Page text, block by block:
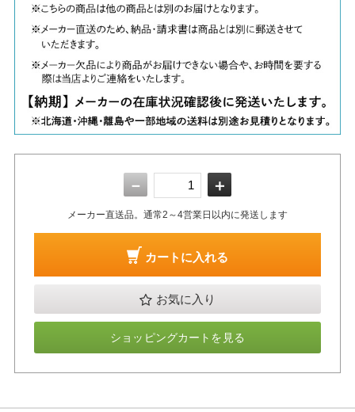
－ ＋
メーカー直送品。通常2～4営業日以内に発送します
カートに入れる
お気に入り
ショッピングカートを見る